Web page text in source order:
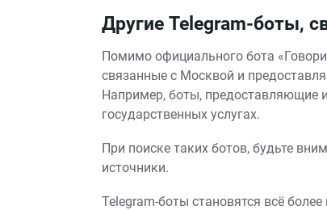
Другие Telegram-боты,
Помимо официального бота
связанные с Москвой и
Например, боты, предоставляющие
государственных услугах.
При поиске таких ботов, будьте
источники.
Telegram-боты становятся всё